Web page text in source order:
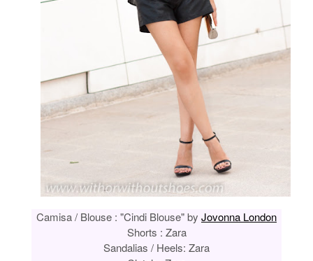
Camisa / Blouse : "Cindi Blouse" by Jovonna London
Shorts : Zara
Sandalias / Heels: Zara